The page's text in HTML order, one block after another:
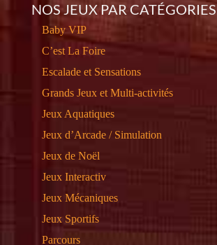
NOS JEUX PAR CATÉGORIES
Baby VIP
C’est La Foire
Escalade et Sensations
Grands Jeux et Multi-activités
Jeux Aquatiques
Jeux d’Arcade / Simulation
Jeux de Noël
Jeux Interactiv
Jeux Mécaniques
Jeux Sportifs
Parcours